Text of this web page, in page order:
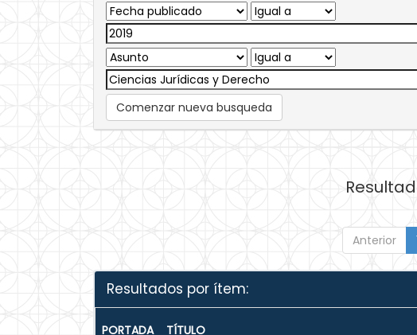
Comenzar nueva busqueda
Anterior
Resultados por ítem:
PORTADA TÍTULO